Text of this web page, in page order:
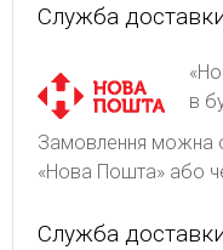
Служба
в
Замовлення можна
«Нова Пошта» або
Служба